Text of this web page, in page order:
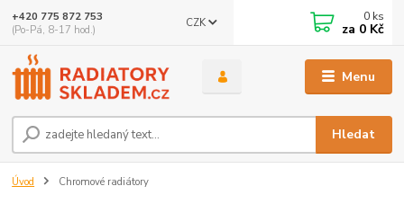
Menu
CZK
Hledat
+420 775 872 753
(Po-Pá, 8-17 hod.)
0 ks
za 0 Kč
Úvod Chromové radiátory